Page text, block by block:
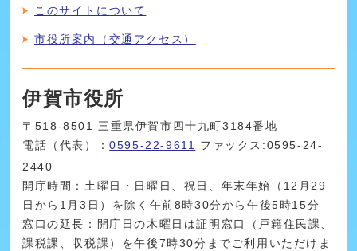
このサイトについて
市役所案内（交通アクセス）
伊賀市役所
〒518-8501 三重県伊賀市四十九町3184番地
電話（代表）：0595-22-9611
ファックス:0595-24-
2440
開庁時間：土曜日・日曜日、祝日、年末年始（12月29
日から1月3日）を除く午前8時30分から午後5時15分
窓口の延長：開庁日の木曜日は証明窓口（戸籍住民課、
課税課、収税課）を午後7時30分までご利用いただけま